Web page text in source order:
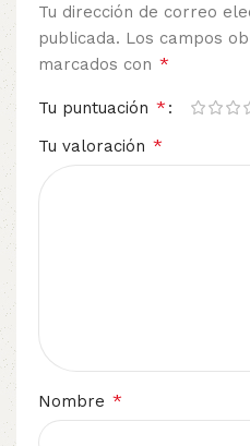
Tu dirección de correo
publicada. Los campos
marcados con *
Tu puntuación *
Tu valoración *
Nombre *